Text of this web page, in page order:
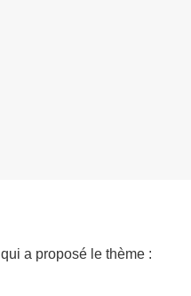
qui a proposé le thème :